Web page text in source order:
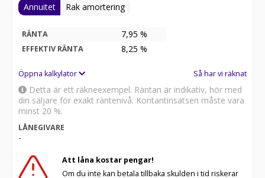
12-36 månader garanti.
Se mer på www.s-jonssonbil.se. **Vi erbjuder förmånlig
finansiering och tar gärna er bil i inbyte**
Annuitet Rak amortering
RÄNTA 7,95 %
EFFEKTIV RÄNTA 8,25 %
Öppna kalkylator Så har vi räknat
Detta är ett räkneexempel. Räntan är indikativ, hör med
din säljare för exakt räntenivå. Kontantinsatsen måste vara
minst 20 %.
LÅNEGIVARE
-
Att låna kostar pengar!
Om du inte kan betala tillbaka skulden i tid riskerar